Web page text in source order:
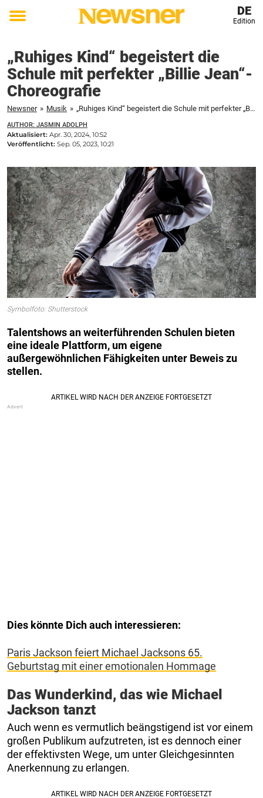
Toggle
DE
Edition
„Ruhiges Kind“ begeistert die
Schule mit perfekter „Billie Jean“-
Choreografie
Newsner » Musik » „Ruhiges Kind“ begeistert die Schule mit perfekter „Billie Jean“-Choreografie
AUTHOR: JASMIN ADOLPH
Aktualisiert: Apr. 30, 2024, 10:52
Veröffentlicht: Sep. 05, 2023, 10:21
Symbolfoto: Shutterstock
Talentshows an weiterführenden Schulen bieten
eine ideale Plattform, um eigene
außergewöhnlichen Fähigkeiten unter Beweis zu
stellen.
Dies könnte Dich auch interessieren:
Paris Jackson feiert Michael Jacksons 65.
Geburtstag mit einer emotionalen Hommage
Das Wunderkind, das wie Michael
Jackson tanzt
Auch wenn es vermutlich beängstigend ist vor einem
großen Publikum aufzutreten, ist es dennoch einer
der effektivsten Wege, um unter Gleichgesinnten
Anerkennung zu erlangen.